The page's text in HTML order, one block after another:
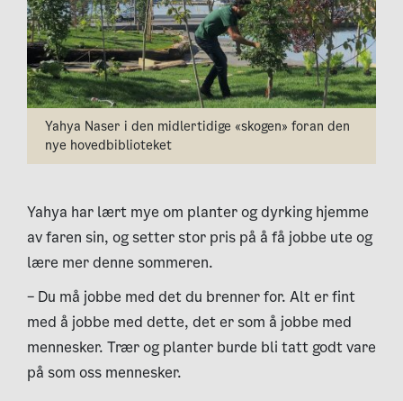
Yahya Naser i den midlertidige «skogen» foran den
nye hovedbiblioteket
Yahya har lært mye om planter og dyrking hjemme
av faren sin, og setter stor pris på å få jobbe ute og
lære mer denne sommeren.
– Du må jobbe med det du brenner for. Alt er fint
med å jobbe med dette, det er som å jobbe med
mennesker. Trær og planter burde bli tatt godt vare
på som oss mennesker.